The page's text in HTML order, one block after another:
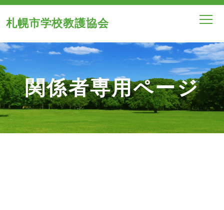
札幌市学校教護協会
関係者専用ページ